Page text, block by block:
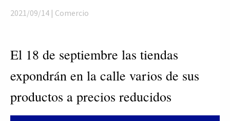
2021/09/14 | Comercio
El 18 de septiembre las tiendas
expondrán en la calle varios de sus
productos a precios reducidos